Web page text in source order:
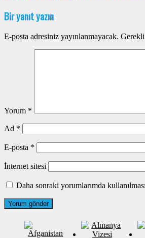
Bir yanıt yazın
E-posta adresiniz yayınlanmayacak.
Yorum *
Ad *
E-posta *
İnternet sitesi
Daha sonraki yorumlarımda